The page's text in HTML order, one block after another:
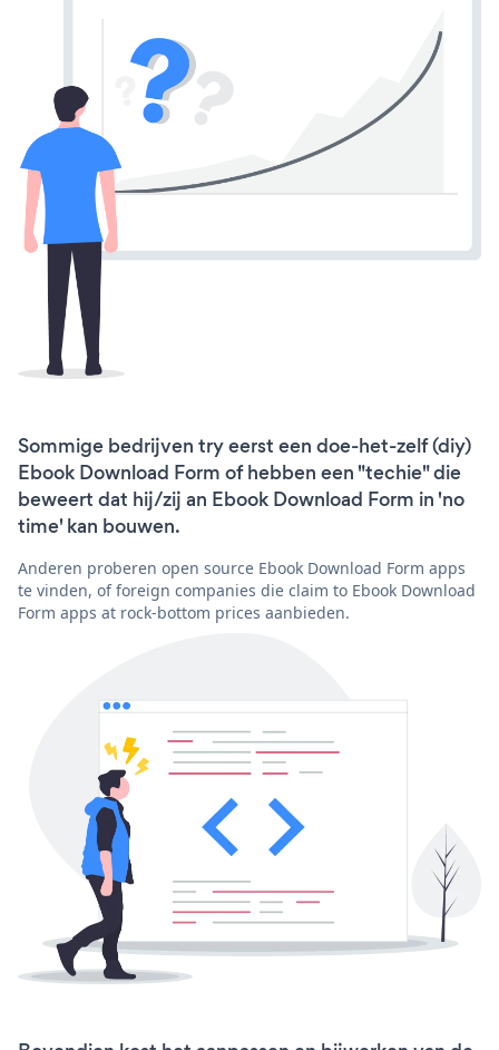
Sommige bedrijven try eerst een doe-het-zelf (diy)
Ebook Download Form of hebben een "techie" die
beweert dat hij/zij an Ebook Download Form in 'no
time' kan bouwen.
Anderen proberen open source Ebook Download Form apps
te vinden, of foreign companies die claim to Ebook Download
Form apps at rock-bottom prices aanbieden.